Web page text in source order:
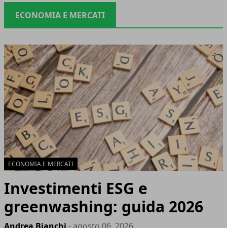
ECONOMIA E MERCATI
ECONOMIA E MERCATI
Investimenti ESG e
greenwashing: guida 2026